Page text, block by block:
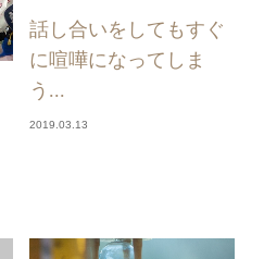
話し合いをしてもすぐ
に喧嘩になってしま
う...
2019.03.13